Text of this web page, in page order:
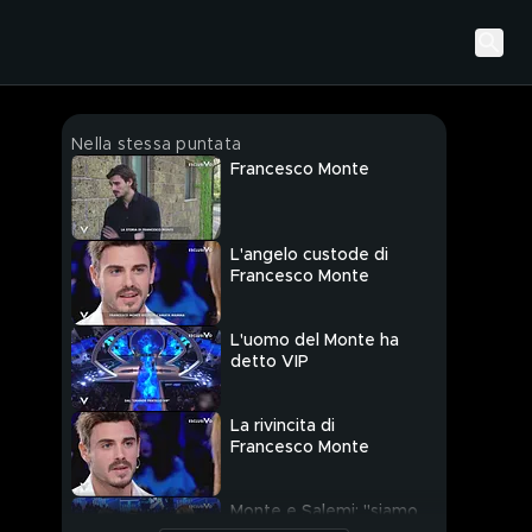
Nella stessa puntata
Francesco Monte
L'angelo custode di
Francesco Monte
L'uomo del Monte ha
detto VIP
La rivincita di
Francesco Monte
Monte e Salemi: "siamo